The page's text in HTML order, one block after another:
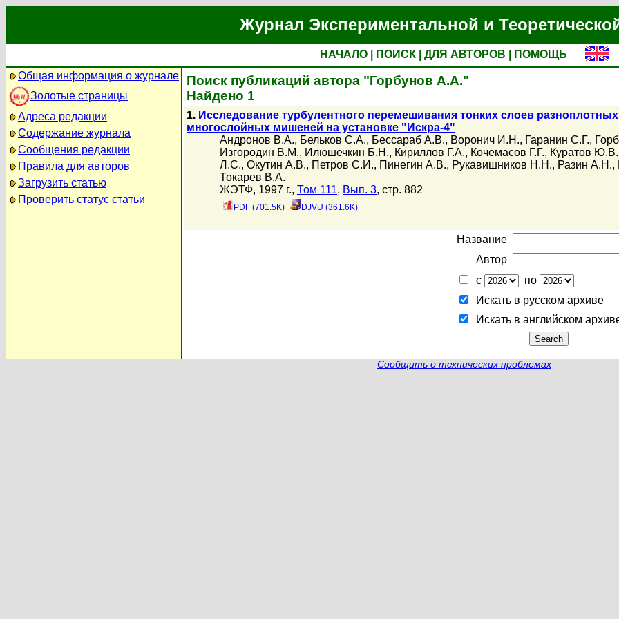
Журнал Экспериментальной и
НАЧАЛО ПОИСК ДЛЯ АВТОРОВ
ПОМОЩЬ
Общая информация о журнале
Золотые страницы
Адреса редакции
Содержание журнала
Сообщения редакции
Правила для авторов
Загрузить статью
Проверить статус статьи
Поиск публикаций автора "Горбунов А.А."
Найдено 1
1. Исследование турбулентного перемешивания тонких слоев
многослойных мишеней на установке "Искра-4"
Андронов В.А., Бельков С.А., Бессараб А.В., Воронич И.Н., Гаранин С.Г.,
Изгородин В.М., Илюшечкин Б.Н., Кириллов Г.А., Кочемасов Г.Г., Куратов Ю.В.
Л.С., Окутин А.В., Петров С.И., Пинегин А.В., Рукавишников Н.Н., Разин А.Н.,
Токарев В.А.
ЖЭТФ, 1997 г., Том 111, Вып. 3, стр. 882
PDF (701.5K) DJVU (361.6K)
Название
Автор
с
по
Искать в русском архиве
Искать в английском
Сообщить о технических проблемах